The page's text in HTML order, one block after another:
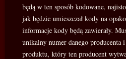
będą w ten sposób kodowane,
jak będzie umieszczał kody na
informacje kody będą zawierały.
unikalny numer danego producenta
produktu, który ten producent